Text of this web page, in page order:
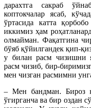
дарахтга сакраб
коптокчалар ясаб,
ўртасида катта
иккимиз ҳам
олмайман. Фақатгина
бўяб қўйилгандек қип-
у билан расм чизишни
расм чизиб, бир-
мен чизган расмимни
– Мен бандман. Бироз
ўгирганча ва бир оздан